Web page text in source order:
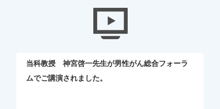
当科教授 神宮啓一先生が男性がん総合フォーラ
ムでご講演されました。